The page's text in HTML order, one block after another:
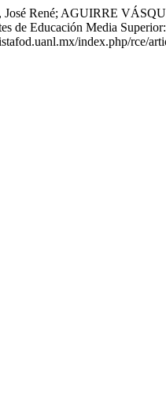
René; AGUIRRE
de Educación Media
index.php/rce/